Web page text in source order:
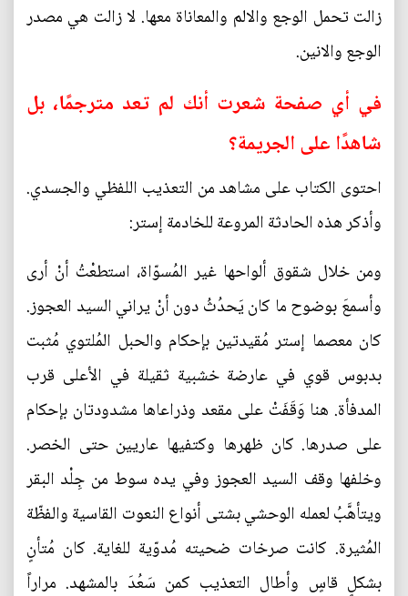
زالت تحمل الوجع والالم والمعاناة معها. لا زالت هي مصدر
الوجع والانين.
في أي صفحة شعرت أنك لم تعد مترجمًا، بل
شاهدًا على الجريمة؟
احتوى الكتاب على مشاهد من التعذيب اللفظي والجسدي.
وأذكر هذه الحادثة المروعة للخادمة إستر:
ومن خلال شقوق ألواحها غير المُسوّاة، استطعْتُ أنْ أرى
وأسمعَ بوضوح ما كان يَحدُثُ دون أنْ يراني السيد العجوز.
كان معصما إستر مُقيدتين بإحكام والحبل المُلتوي مُثبت
بدبوس قوي في عارضة خشبية ثقيلة في الأعلى قرب
المدفأة. هنا وَقَفَتْ على مقعد وذراعاها مشدودتان بإحكام
على صدرها. كان ظهرها وكتفيها عاريين حتى الخصر.
وخلفها وقف السيد العجوز وفي يده سوط من جِلْد البقر
ويتأهَّبُ لعمله الوحشي بشتى أنواع النعوت القاسية والفظّة
المُثيرة. كانت صرخات ضحيته مُدوّية للغاية. كان مُتأنٍ
بشكلٍ قاسٍ وأطال التعذيب كمن سَعُدَ بالمشهد. مراراً